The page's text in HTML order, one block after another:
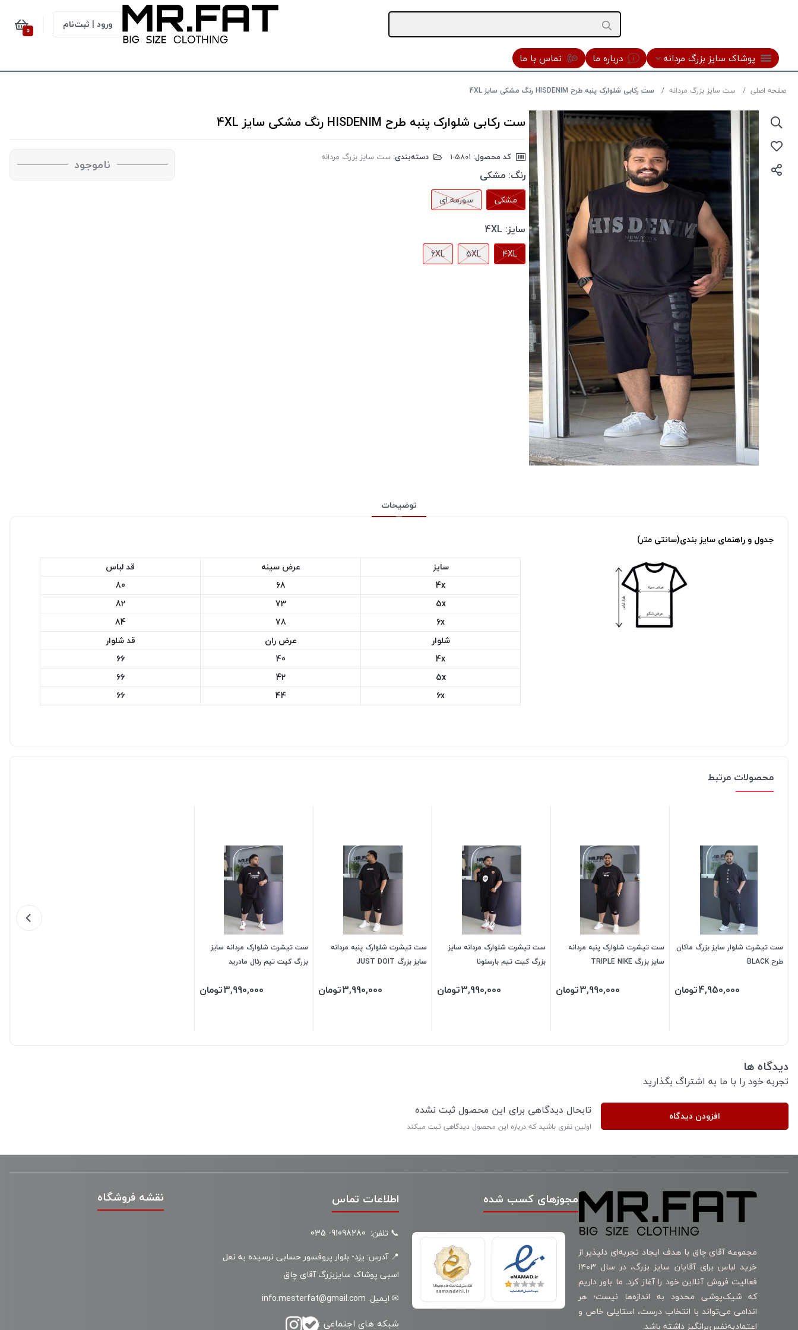
ورود | ثبت‌نام 0
پوشاک سایز بزرگ مردانه درباره ما تماس با ما
صفحه اصلی ست سایز بزرگ مردانه ست رکابی شلوارک پنبه طرح HISDENIM رنگ مشکی سایز 4XL
ست رکابی شلوارک پنبه طرح HISDENIM رنگ مشکی سایز 4XL
کد محصول: دسته‌بندی: ست سایز بزرگ مردانه
رنگ: مشکی
مشکی سورمه ای
سایز: 4XL
4XL
5XL
6XL
ناموجود
توضیحات
جدول و راهنمای سایز بندی(سانتی متر)
سایز
عرض سینه
قد لباس
4x
68
80
5x
73
82
6x
78
84
شلوار
عرض ران
قد شلوار
4x
40
66
5x
42
66
6x
44
66
محصولات مرتبط
ست تیشرت شلوار سایز بزرگ ماکان
طرح BLACK
4,950,000تومان
ست تیشرت شلوارک پنبه مردانه
سایز بزرگ TRIPLE NIKE
3,990,000تومان
ست تیشرت شلوارک مردانه سایز
بزرگ کیت تیم بارسلونا
3,990,000تومان
ست تیشرت شلوارک پنبه مردانه
سایز بزرگ JUST DOIT
3,990,000تومان
ست تیشرت شلوارک مردانه سایز
بزرگ کیت تیم رئال مادرید
3,990,000تومان
دیدگاه ها
تجربه خود را با ما به اشتراگ بگذارید
افزودن دیدگاه تابحال دیدگاهی برای این محصول ثبت نشده
اولین نفری باشید که درباره این محصول دیدگاهی ثبت میکند
مجموعه آقای چاق با هدف ایجاد تجربه‌ای دلپذیر از
خرید لباس برای آقایان سایز بزرگ، در سال ۱۴۰۳
فعالیت فروش آنلاین خود را آغاز کرد. ما باور داریم
که شیک‌پوشی محدود به اندازه‌ها نیست؛ هر
اندامی می‌تواند با انتخاب درست، استایلی خاص و
اعتمادبه‌نفس‌برانگیز داشته باشد.
مجوزهای کسب شده اطلاعات تماس
📞 تلفن: 91098280- 035
📍 آدرس: یزد- بلوار پروفسور حسابی نرسیده به نعل
اسبی پوشاک سایزبزرگ آقای چاق
✉ ایمیل: info.mesterfat@gmail.com
شبکه های اجتماعی :
نقشه فروشگاه